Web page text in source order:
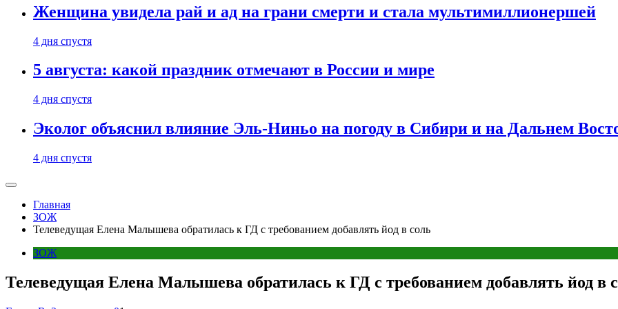
Женщина увидела рай и ад на грани смерти и стала мультимиллионершей
4 дня спустя
5 августа: какой праздник отмечают в России и мире
4 дня спустя
Эколог объяснил влияние Эль-Ниньо на погоду в Сибири и на Дальнем
4 дня спустя
Главная
ЗОЖ
Телеведущая Елена Малышева обратилась к ГД с требованием добавлять йод в соль
ЗОЖ
Телеведущая Елена Малышева обратилась к ГД с требованием добавлять йод в